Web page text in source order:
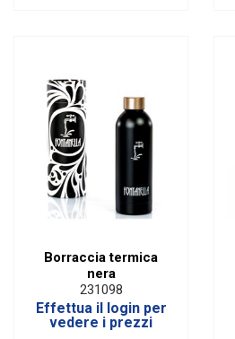
Borraccia termica
nera
231098
Effettua il login per
vedere i prezzi